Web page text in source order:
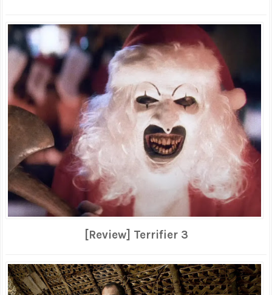
[Review] Terrifier 3